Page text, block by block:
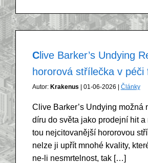
Clive Barker’s Undying Renewal –
hororová střílečka v péči
Autor: Krakenus | 01-06-2026 | Články
Clive Barker’s Undying možná
díru do světa jako prodejní hit a
tou nejcitovanější hororovou
nelze ji upřít mnohé kvality,
ne-li nesmrtelnost, tak […]